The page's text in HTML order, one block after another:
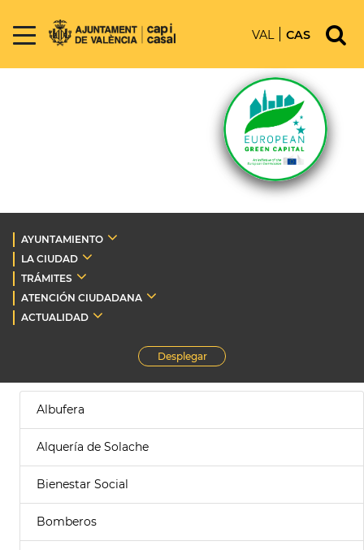
VAL CAS
AYUNTAMIENTO
LA CIUDAD
TRÁMITES
ATENCIÓN CIUDADANA
ACTUALIDAD
Desplegar
Albufera
Alquería de Solache
Bienestar Social
Bomberos